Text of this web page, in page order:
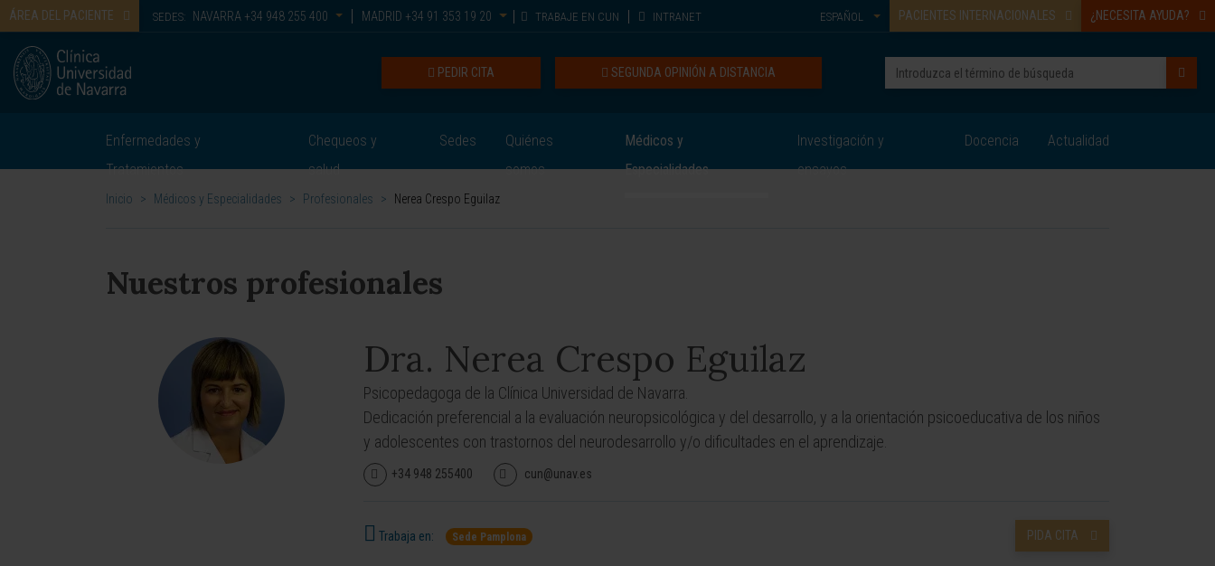
ÁREA DEL PACIENTE SEDES: NAVARRA +34 948 255 400 MADRID +34 91 353 19 20 TRABAJE EN CUN INTRANET PACIENTES INTERNACIONALES ¿NECESITA AYUDA?
ESPAÑOL
SEGUNDA OPINIÓN A DISTANCIA
PEDIR CITA
Enfermedades y
Tratamientos
Chequeos y
salud
Sedes
Quiénes
somos
Médicos y
Especialidades
Investigación y
ensayos
Docencia Actualidad
Inicio > Médicos y Especialidades > Profesionales > Nerea Crespo Eguilaz
Nuestros profesionales
Dra. Nerea Crespo Eguilaz
Psicopedagoga de la Clínica Universidad de Navarra.
Dedicación preferencial a la evaluación neuropsicológica y del desarrollo, y a la orientación psicoeducativa de los niños
y adolescentes con trastornos del neurodesarrollo y/o dificultades en el aprendizaje.
+34 948 255400 cun@unav.es
Trabaja en: Sede Pamplona PIDA CITA